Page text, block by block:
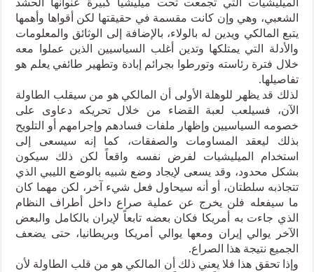
الشعبي، وهي وإن كانت مقسمة في حقيقتها لكن أقواها وأهمها
يتبع المالكي ويدين له بالولاء، بالإضافة إلى الوثائق والمعلومات
والأدلة التي يمتلكها وتدين أغلب السياسيين الذين عملوا معه
خلال فترة رئاسته وتورطوا بجرائم إبادة وتطهير طائفي يعلم هو
تفاصيلها.
لذلك قد يظهر للوهلة الأولى أن المالكي هو من سيقلب الطاولة
الآن، فسيلعب لعبة القضاء من خلال تحريكه دعاوى على
خصومه السياسيين وإظهار ملفات فسادهم وإجرامهم أو التلويح
بذلك ليعقد المساومات والصفقات، كما إنه سيسعى إلى
استخدام الميليشيات لفرض نفسه واقعاً لكن ذلك سيكون
بشكل محدود، وقد يسعى لإيجاد وضع شبيه بالوضع الليبي الذي
تتجاذبه سلطتان، أو أنه سيحاول فعل شيء آخر، لكن مهما كان
ما سيفعله فلن يخرج عن عملية صراع داخل أطراف النظام
الذي جاءت به أمريكا فكان بعضه تابعاً لإيران بالكامل والبعض
الآخر يوالي إيران ومعها يوالي أمريكا وبريطانيا، حتى يضعف
الجميع نتيجة هذا الصراع.
وإذا تحقق هذا فلا يعني ذلك أن المالكي هو من قلب الطاولة لأن